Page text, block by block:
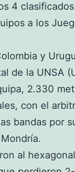
4
a los
y
de la UNSA
2.330
con el
bandas por
al